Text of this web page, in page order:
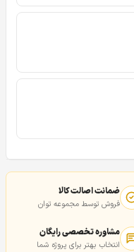
ضمانت اصالت کالا
فروش توسط مجموعه توان
مشاوره تخصصی رایگان
انتخاب بهتر برای پروژه شما